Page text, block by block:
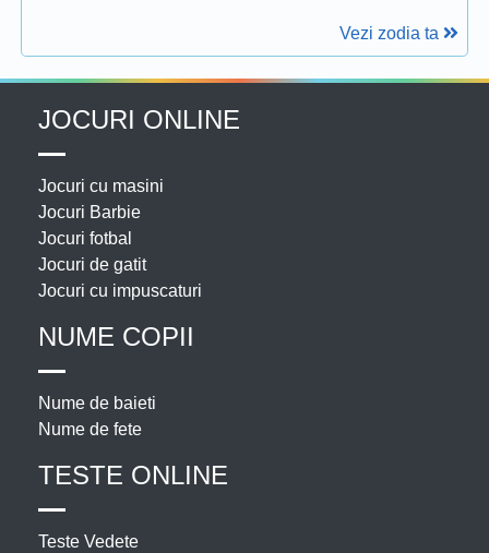
Vezi zodia ta
JOCURI ONLINE
Jocuri cu masini
Jocuri Barbie
Jocuri fotbal
Jocuri de gatit
Jocuri cu impuscaturi
NUME COPII
Nume de baieti
Nume de fete
TESTE ONLINE
Teste Vedete